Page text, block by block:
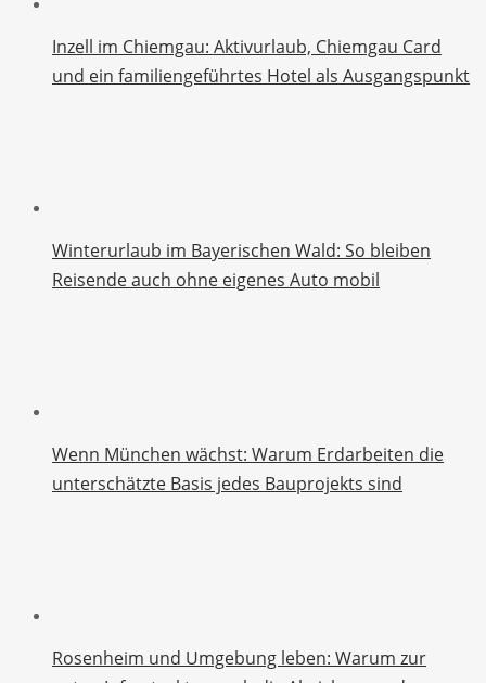
Inzell im Chiemgau: Aktivurlaub, Chiemgau Card
und ein familiengeführtes Hotel als Ausgangspunkt
Winterurlaub im Bayerischen Wald: So bleiben
Reisende auch ohne eigenes Auto mobil
Wenn München wächst: Warum Erdarbeiten die
unterschätzte Basis jedes Bauprojekts sind
Rosenheim und Umgebung leben: Warum zur